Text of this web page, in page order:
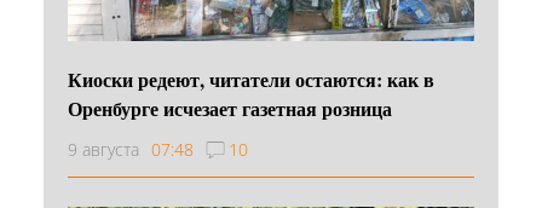
Киоски редеют, читатели остаются: как в
Оренбурге исчезает газетная розница
9 августа 07:48 10